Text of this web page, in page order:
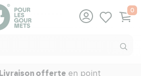
0
Livraison offerte en point